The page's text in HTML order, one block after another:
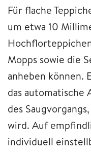
Für flache
um etwa 10
Mopps sowie die
anheben können.
das automatische
des
wird. Auf
individuell